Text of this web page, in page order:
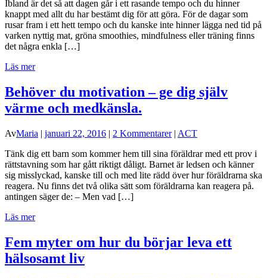
Ibland är det så att dagen går i ett rasande tempo och du hinner
knappt med allt du har bestämt dig för att göra. För de dagar som
rusar fram i ett hett tempo och du kanske inte hinner lägga ned tid på
varken nyttig mat, gröna smoothies, mindfulness eller träning finns
det några enkla […]
Läs mer
Behöver du motivation – ge dig själv
värme och medkänsla.
AvMaria | januari 22, 2016 | 2 Kommentarer| ACT
Tänk dig ett barn som kommer hem till sina föräldrar med ett prov i
rättstavning som har gått riktigt dåligt. Barnet är ledsen och känner
sig misslyckad, kanske till och med lite rädd över hur föräldrarna ska
reagera. Nu finns det två olika sätt som föräldrarna kan reagera på.
antingen säger de: – Men vad […]
Läs mer
Fem myter om hur du börjar leva ett
hälsosamt liv